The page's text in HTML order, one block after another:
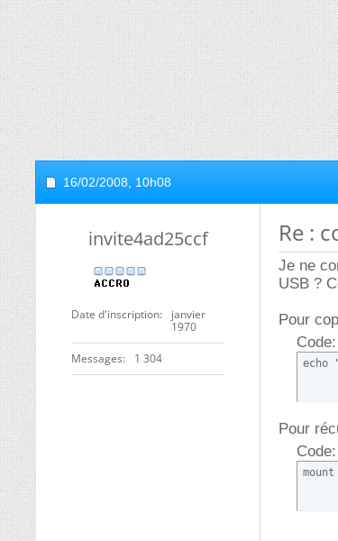
16/02/2008, 10h08
invite4ad25ccf
Date d'inscription
janvier
1970
Messages 1 304
Re :
Je ne
USB ?
Pour
Code:
echo
Pour
Code:
mount